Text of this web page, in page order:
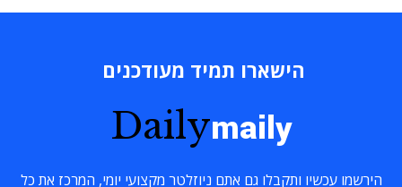
הישארו תמיד מעודכנים
Dailymaily
הירשמו עכשיו ותקבלו גם אתם ניוזלטר מקצועי יומי, המרכז את כל